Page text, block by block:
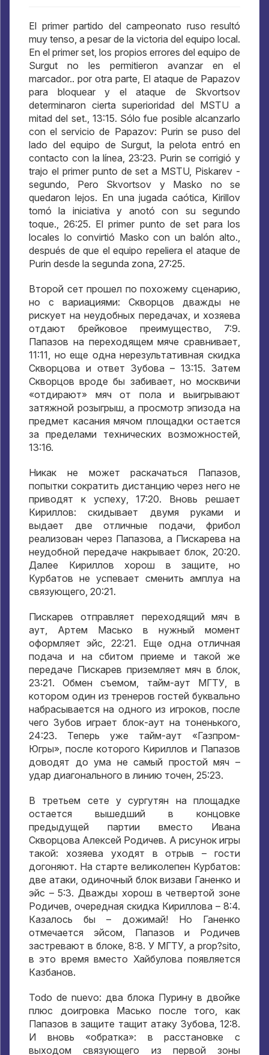
El primer partido del campeonato ruso resultó
muy tenso, a pesar de la victoria del equipo local.
En el primer set, los propios errores del equipo de
Surgut no les permitieron avanzar en el
marcador.. por otra parte, El ataque de Papazov
para bloquear y el ataque de Skvortsov
determinaron cierta superioridad del MSTU a
mitad del set., 13:15. Sólo fue posible alcanzarlo
con el servicio de Papazov: Purin se puso del
lado del equipo de Surgut, la pelota entró en
contacto con la línea, 23:23. Purin se corrigió y
trajo el primer punto de set a MSTU, Piskarev -
segundo, Pero Skvortsov y Masko no se
quedaron lejos. En una jugada caótica, Kirillov
tomó la iniciativa y anotó con su segundo
toque., 26:25. El primer punto de set para los
locales lo convirtió Masko con un balón alto.,
después de que el equipo repeliera el ataque de
Purin desde la segunda zona, 27:25.
Второй сет прошел по похожему сценарию,
но с вариациями: Скворцов дважды не
рискует на неудобных передачах, и хозяева
отдают брейковое преимущество, 7:9.
Папазов на переходящем мяче сравнивает,
11:11, но еще одна нерезультативная скидка
Скворцова и ответ Зубова – 13:15.Затем
Скворцов вроде бы забивает, но москвичи
«отдирают» мяч от пола и выигрывают
затяжной розыгрыш,а просмотр эпизода на
предмет касания мячом площадки остается
за пределами технических возможностей,
13:16.
Никак не может раскачаться Папазов,
попытки сократить дистанцию через него не
приводят к успеху, 17:20. Вновь решает
Кириллов:скидывает двумя руками и
выдает две отличные подачи, фрибол
реализован через Папазова, а Пискарева на
неудобной передаче накрывает блок, 20:20.
Далее Кириллов хорош в защите,но
Курбатов не успевает сменить амплуа на
связующего, 20:21.
Пискарев отправляет переходящий мяч в
аут, Артем Масько в нужный момент
оформляет эйс, 22:21. Еще одна отличная
подача и на сбитом приеме и такой же
передаче Пискарев приземляет мяч в блок,
23:21.Обмен съемом, тайм-аут МГТУ,в
котором один из тренеров гостей буквально
набрасывается на одного из игроков,после
чего Зубов играет блок-аут на тоненького,
24:23. Теперь уже тайм-аут «Газпром-
Югры», после которого Кириллов и Папазов
доводят до ума не самый простой мяч –
удар диагонального в линию точен, 25:23.
В третьем сете у сургутян на площадке
остается вышедший в концовке
предыдущей партии вместо Ивана
Скворцова Алексей Родичев. А рисунок игры
такой: хозяева уходят в отрыв – гости
догоняют. На старте великолепен Курбатов:
две атаки, одиночный блок визави Ганенко и
эйс –5:3.Дважды хорош в четвертой зоне
Родичев, очередная скидка Кириллова – 8:4.
Казалось бы – дожимай! Но Ганенко
отмечается эйсом, Папазов и Родичев
застревают в блоке, 8:8. У МГТУ, a prop?sito,
в это время вместо Хайбулова появляется
Казбанов.
Todo de nuevo: два блока Пурину в двойке
плюс доигровка Масько после того,как
Папазов в защите тащит атаку Зубова, 12:8.
И вновь «обратка»: в расстановке с
выходом связующего из первой зоны